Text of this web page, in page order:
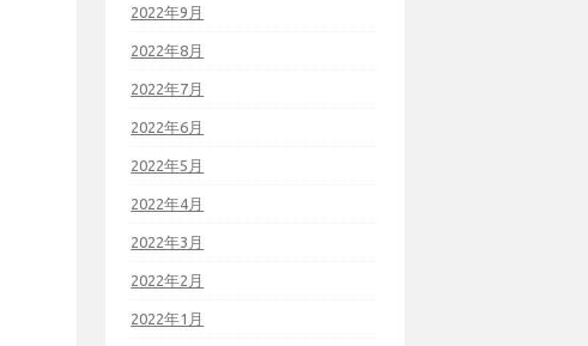
2022年9月
2022年8月
2022年7月
2022年6月
2022年5月
2022年4月
2022年3月
2022年2月
2022年1月